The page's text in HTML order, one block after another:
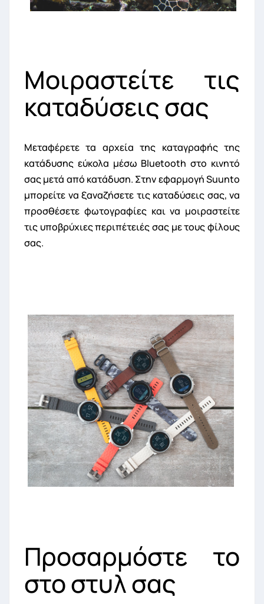
Μοιραστείτε τις
καταδύσεις σας
Μεταφέρετε τα αρχεία της καταγραφής της
κατάδυσης εύκολα μέσω Bluetooth στο κινητό
σας μετά από κατάδυση. Στην εφαρμογή Suunto
μπορείτε να ξαναζήσετε τις καταδύσεις σας, να
προσθέσετε φωτογραφίες και να μοιραστείτε
τις υποβρύχιες περιπέτειές σας με τους φίλους
σας.
Προσαρμόστε το
στο στυλ σας